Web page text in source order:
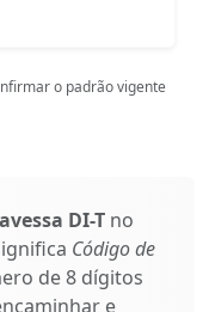
o padrão vigente
DI-T no
Código de
de 8 dígitos
e